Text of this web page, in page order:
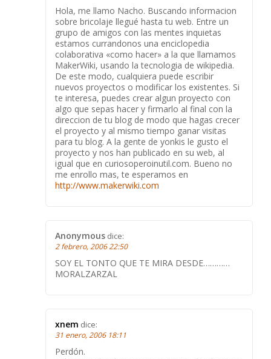
Hola, me llamo Nacho. Buscando informacion
sobre bricolaje llegué hasta tu web. Entre un
grupo de amigos con las mentes inquietas
estamos currandonos una enciclopedia
colaborativa «como hacer» a la que llamamos
MakerWiki, usando la tecnologia de wikipedia.
De este modo, cualquiera puede escribir
nuevos proyectos o modificar los existentes. Si
te interesa, puedes crear algun proyecto con
algo que sepas hacer y firmarlo al final con la
direccion de tu blog de modo que hagas crecer
el proyecto y al mismo tiempo ganar visitas
para tu blog. A la gente de yonkis le gusto el
proyecto y nos han publicado en su web, al
igual que en curiosoperoinutil.com. Bueno no
me enrollo mas, te esperamos en
http://www.makerwiki.com
Anonymous dice:
2 febrero, 2006 22:50
SOY EL TONTO QUE TE MIRA DESDE…………
MORALZARZAL
xnem dice:
31 enero, 2006 18:11
Perdón.